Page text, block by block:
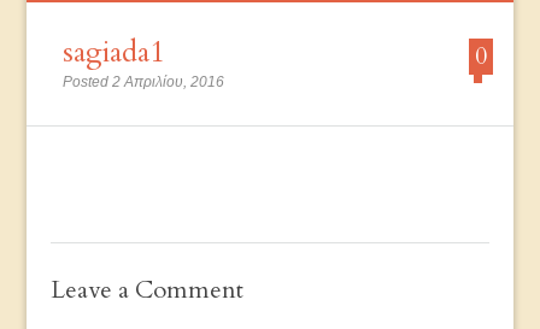
sagiada1
Posted 2 Απριλίου, 2016
0
Leave a Comment